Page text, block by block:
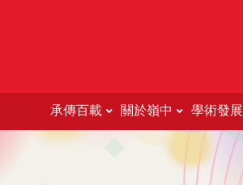
承傳百載 關於嶺中 學術發展